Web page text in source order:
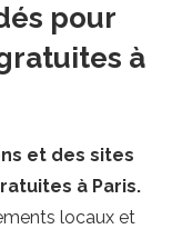
pour
à
et des sites
à Paris.
locaux et